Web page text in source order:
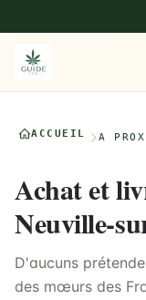
ACCUEIL À
Achat et
Neuville-
D'aucuns
des mœurs des